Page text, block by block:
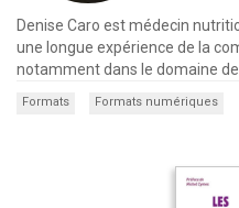
Denise Caro est médecin
une longue expérience de la
notamment dans le domaine
Formats Formats numériques